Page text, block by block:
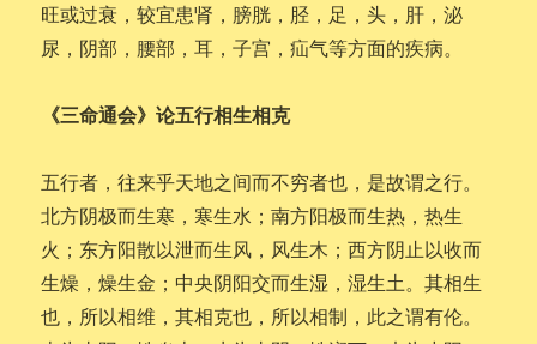
旺或过衰，较宜患肾，膀胱，胫，足，头，肝，泌
尿，阴部，腰部，耳，子宫，疝气等方面的疾病。
《三命通会》论五行相生相克
五行者，往来乎天地之间而不穷者也，是故谓之行。
北方阴极而生寒，寒生水；南方阳极而生热，热生
火；东方阳散以泄而生风，风生木；西方阴止以收而
生燥，燥生金；中央阴阳交而生湿，湿生土。其相生
也，所以相维，其相克也，所以相制，此之谓有伦。